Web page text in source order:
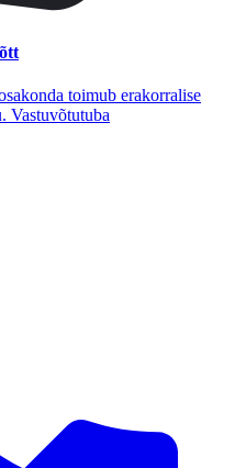
toimub erakorralise
Vastuvõtutuba